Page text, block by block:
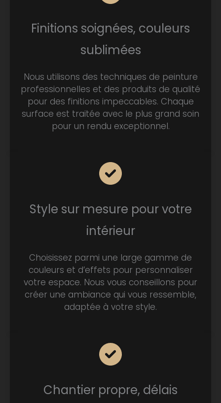
Finitions soignées, couleurs
sublimées
Nous utilisons des techniques de peinture
professionnelles et des produits de qualité
pour des finitions impeccables. Chaque
surface est traitée avec le plus grand soin
pour un rendu exceptionnel.
Style sur mesure pour votre
intérieur
Choisissez parmi une large gamme de
couleurs et d’effets pour personnaliser
votre espace. Nous vous conseillons pour
créer une ambiance qui vous ressemble,
adaptée à votre style.
Chantier propre, délais